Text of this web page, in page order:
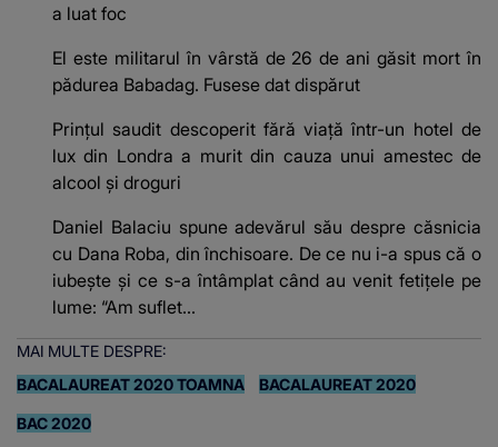
a luat foc
El este militarul în vârstă de 26 de ani găsit mort în
pădurea Babadag. Fusese dat dispărut
Prințul saudit descoperit fără viață într-un hotel de
lux din Londra a murit din cauza unui amestec de
alcool și droguri
Daniel Balaciu spune adevărul său despre căsnicia
cu Dana Roba, din închisoare. De ce nu i-a spus că o
iubește și ce s-a întâmplat când au venit fetițele pe
lume: “Am suflet...
MAI MULTE DESPRE:
BACALAUREAT 2020 TOAMNA
BACALAUREAT 2020
BAC 2020